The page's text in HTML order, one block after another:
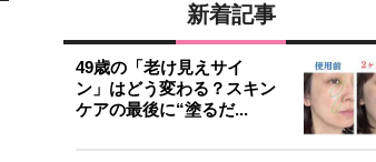
新着記事
49歳の「老け見えサイ
ン」はどう変わる？スキン
ケアの最後に“塗るだ...